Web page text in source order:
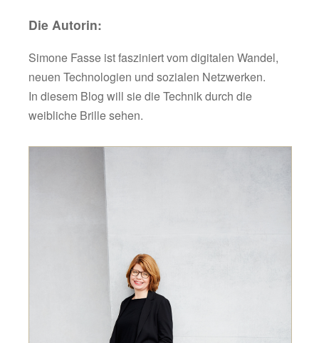
Die Autorin:
Simone Fasse ist fasziniert vom digitalen Wandel,
neuen Technologien und sozialen Netzwerken.
In diesem Blog will sie die Technik durch die
weibliche Brille sehen.